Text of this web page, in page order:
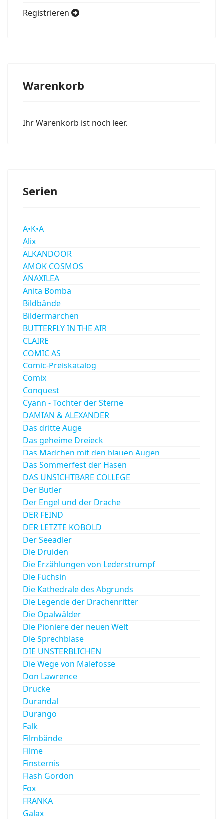
Registrieren
Warenkorb
Ihr Warenkorb ist noch leer.
Serien
A•K•A
Alix
ALKANDOOR
AMOK COSMOS
ANAXILEA
Anita Bomba
Bildbände
Bildermärchen
BUTTERFLY IN THE AIR
CLAIRE
COMIC AS
Comic-Preiskatalog
Comix
Conquest
Cyann - Tochter der Sterne
DAMIAN & ALEXANDER
Das dritte Auge
Das geheime Dreieck
Das Mädchen mit den blauen Augen
Das Sommerfest der Hasen
DAS UNSICHTBARE COLLEGE
Der Butler
Der Engel und der Drache
DER FEIND
DER LETZTE KOBOLD
Der Seeadler
Die Druiden
Die Erzählungen von Lederstrumpf
Die Füchsin
Die Kathedrale des Abgrunds
Die Legende der Drachenritter
Die Opalwälder
Die Pioniere der neuen Welt
Die Sprechblase
DIE UNSTERBLICHEN
Die Wege von Malefosse
Don Lawrence
Drucke
Durandal
Durango
Falk
Filmbände
Filme
Finsternis
Flash Gordon
Fox
FRANKA
Galax